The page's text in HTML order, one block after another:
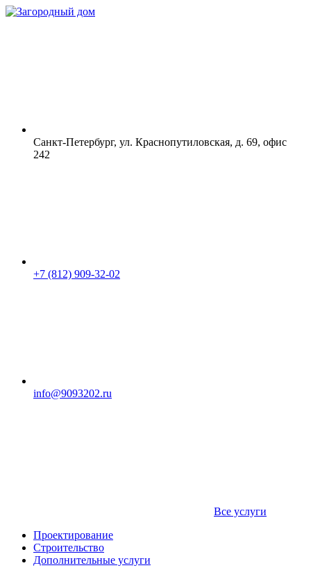
Санкт-Петербург, ул. Краснопутиловская, д. 69, офис
242
+7 (812) 909-32-02
info@9093202.ru
Все услуги
Проектирование
Строительство
Дополнительные услуги